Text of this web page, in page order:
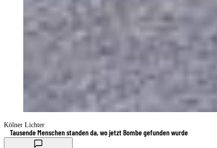
Kölner Lichter
Tausende Menschen standen da, wo jetzt Bombe gefunden wurde